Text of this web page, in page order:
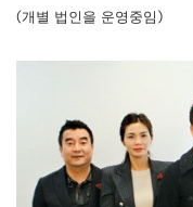
(개별 법인을 운영중임)